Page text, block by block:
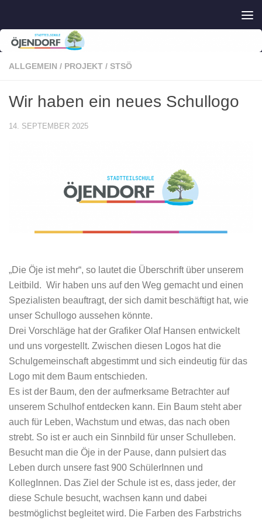
ALLGEMEIN / PROJEKT / STSÖ
Wir haben ein neues Schullogo
14. SEPTEMBER 2025
„Die Öje ist mehr“, so lautet die Überschrift über unserem
Leitbild. Wir haben uns auf den Weg gemacht und einen
Spezialisten beauftragt, der sich damit beschäftigt hat, wie
unser Schullogo aussehen könnte.
Drei Vorschläge hat der Grafiker Olaf Hansen entwickelt
und uns vorgestellt. Zwischen diesen Logos hat die
Schulgemeinschaft abgestimmt und sich eindeutig für das
Logo mit dem Baum entschieden.
Es ist der Baum, den der aufmerksame Betrachter auf
unserem Schulhof entdecken kann. Ein Baum steht aber
auch für Leben, Wachstum und etwas, das nach oben
strebt. So ist er auch ein Sinnbild für unser Schulleben.
Besucht man die Öje in der Pause, dann pulsiert das
Leben durch unsere fast 900 SchülerInnen und
KollegInnen. Das Ziel der Schule ist es, dass jeder, der
diese Schule besucht, wachsen kann und dabei
bestmöglichst begleitet wird. Die Farben des Farbstrichs